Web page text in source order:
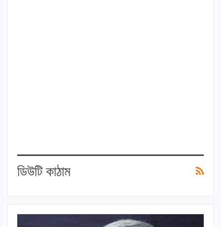
ডিউটি কাঠাম